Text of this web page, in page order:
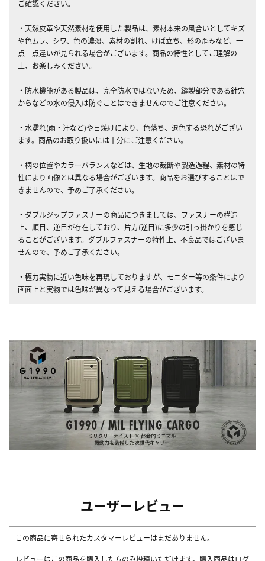
ご確認ください。
・天然皮革や天然素材を使用した製品は、素材本来の風合いとしてキズ
や色ムラ、シワ、色の濃淡、素材の割れ、けば立ち、形の歪みなど、一
点一点違いが見られる場合がございます。商品の特性としてご理解の
上、お楽しみください。
・防水機能がある製品は、完全防水ではないため、縫製部分である針穴
からなどの水の侵入は防ぐことはできませんのでご注意ください。
・水濡れ(雨・汗など)や日焼けにより、色落ち、退色する恐れがござい
ます。商品のお取り扱いには十分にご注意ください。
・柄の位置やカラーバランスなどは、生地の裁断や製造過程、素材の特
性により画像とは異なる場合がございます。商品をお選びすることはで
きませんので、予めご了承ください。
・ダブルジップファスナーの商品につきましては、ファスナーの構造
上、順目、逆目が存在しており、片方(逆目)に多少の引っ掛かりを感じ
ることがございます。ダブルファスナーの特性上、不良品ではございま
せんので、予めご了承ください。
・極力実物に近い色味を再現しておりますが、モニター等の条件により
画面上と実物では色味が異なって見える場合がございます。
ユーザーレビュー
この商品に寄せられたカスタマーレビューはまだありません。
レビューはこの商品を購入した方のみ投稿いただけます。購入商品はログ